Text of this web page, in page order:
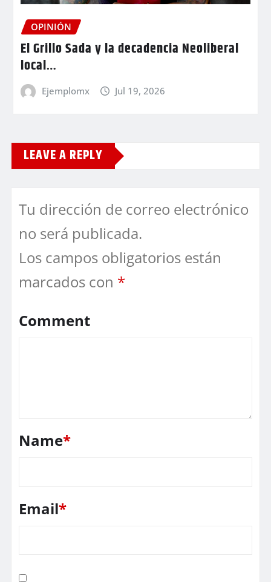
OPINIÓN
El Grillo Sada y la decadencia Neoliberal
local…
Ejemplomx Jul 19, 2026
LEAVE A REPLY
Tu dirección de correo electrónico
no será publicada.
Los campos obligatorios están
marcados con *
Comment
Name*
Email*